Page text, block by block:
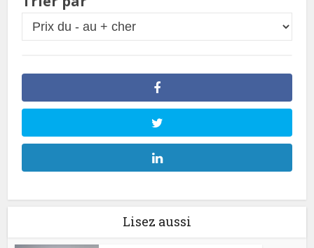
Lisez aussi